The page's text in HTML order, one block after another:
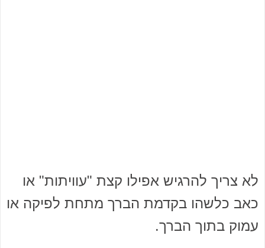
לא צריך להרגיש אפילו קצת "עוויתות" או
כאב כלשהו בקדמת הברך מתחת לפיקה או
עמוק בתוך הברך.